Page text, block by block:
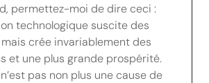
permettez-moi de dire ceci :
technologique suscite des
crée invariablement des
et une plus grande prospérité.
pas non plus une cause de